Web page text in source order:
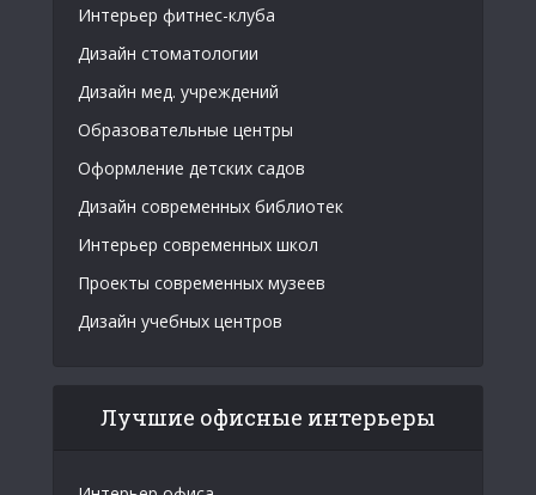
Интерьер фитнес-клуба
Дизайн стоматологии
Дизайн мед. учреждений
Образовательные центры
Оформление детских садов
Дизайн современных библиотек
Интерьер современных школ
Проекты современных музеев
Дизайн учебных центров
Лучшие офисные интерьеры